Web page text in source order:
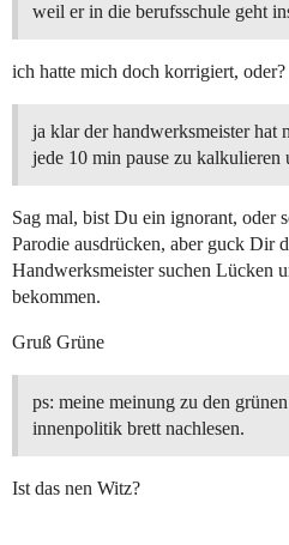
weil er in die berufsschule geht
ich hatte mich doch korrigiert, oder?
ja klar der handwerksmeister hat
jede 10 min pause zu kalkulieren
Sag mal, bist Du ein ignorant, oder
Parodie ausdrücken, aber guck Dir
Handwerksmeister suchen Lücken
bekommen.
Gruß Grüne
ps: meine meinung zu den
innenpolitik brett nachlesen.
Ist das nen Witz?